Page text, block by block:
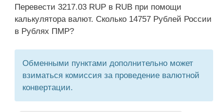
Перевести 3217.03 RUP в RUB при помощи
калькулятора валют. Сколько 14757 Рублей России
в Рублях ПМР?
Обменными пунктами дополнительно может
взиматься комиссия за проведение валютной
конвертации.